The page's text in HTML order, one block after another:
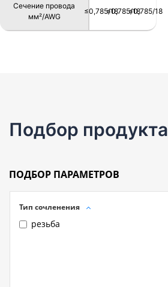
Сечение провода
мм²/AWG
≤0,785/18≤0,785/18≤0,785/18
Подбор продукта
ПОДБОР ПАРАМЕТРОВ
Тип сочленения
резьба